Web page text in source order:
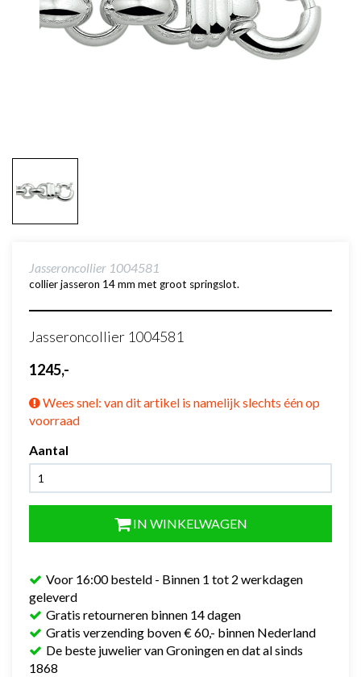
Jasseroncollier 1004581
collier jasseron 14 mm met groot springslot.
Jasseroncollier 1004581
1245,-
Wees snel: van dit artikel is namelijk slechts één op
voorraad
Aantal
IN WINKELWAGEN
Voor 16:00 besteld - Binnen 1 tot 2 werkdagen
geleverd
Gratis retourneren binnen 14 dagen
Gratis verzending boven € 60,- binnen Nederland
De beste juwelier van Groningen en dat al sinds
1868